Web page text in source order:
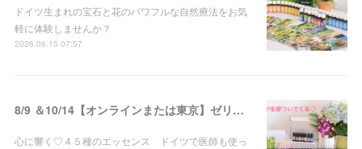
ドイツ生まれの宝石と花のパワフルな自然療法をお気
軽に体験しませんか？
2026.06.15 07:57
8/9 ＆10/14【オンラインまたは東京】ゼリツィン®エリクサー・ベーシックセミナー 開催決定
心に響く♡４５種のエッセンス ドイツで医師も使っ